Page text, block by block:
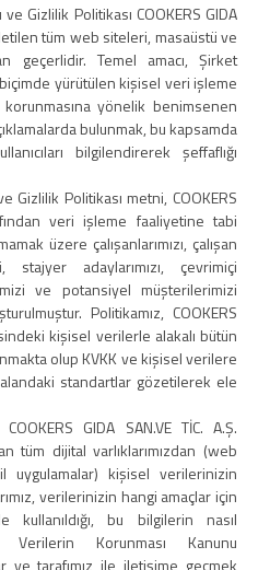
Gizlilik Politikası COOKERS GIDA
tüm web siteleri, masaüstü ve
geçerlidir. Temel amacı, Şirket
yürütülen kişisel veri işleme
yönelik benimsenen
bulunmak, bu kapsamda
bilgilendirerek şeffaflığı
Gizlilik Politikası metni, COOKERS
veri işleme faaliyetine tabi
üzere çalışanlarımızı, çalışan
stajyer adaylarımızı, çevrimiçi
ve potansiyel müşterilerimizi
Politikamız, COOKERS
kişisel verilerle alakalı bütün
olup KVKK ve kişisel verilere
standartlar gözetilerek ele
GIDA SAN.VE TİC. A.Ş.
tüm dijital varlıklarımızdan (web
uygulamalar) kişisel verilerinizin
verilerinizin hangi amaçlar için
kullanıldığı, bu bilgilerin nasıl
Verilerin Korunması Kanunu
ve tarafımız ile iletişime geçmek